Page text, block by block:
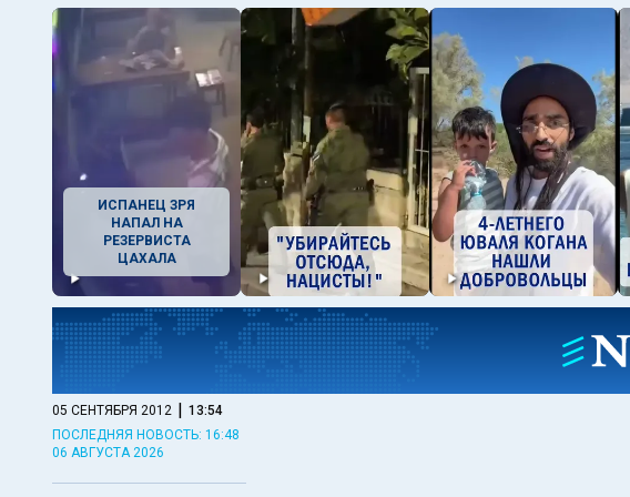
ИСПАНЕЦ ЗРЯ
НАПАЛ НА
РЕЗЕРВИСТА
ЦАХАЛА
05 СЕНТЯБРЯ 2012 | 13:54
ПОСЛЕДНЯЯ НОВОСТЬ: 16:48
06 АВГУСТА 2026